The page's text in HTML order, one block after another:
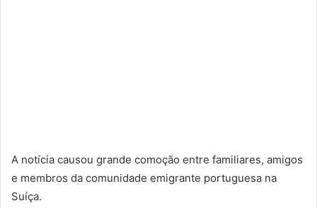
A notícia causou grande comoção entre familiares, amigos
e membros da comunidade emigrante portuguesa na
Suíça.